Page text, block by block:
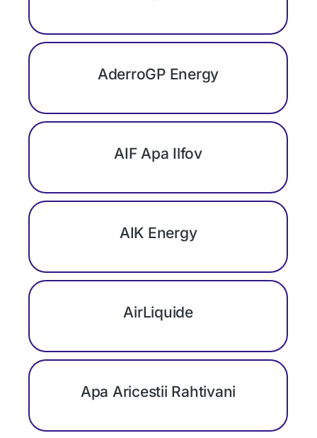
AderroGP Energy
AIF Apa Ilfov
AIK Energy
AirLiquide
Apa Aricestii Rahtivani